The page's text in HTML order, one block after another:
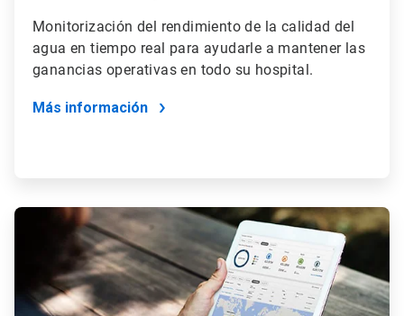
Monitorización del rendimiento de la calidad del
agua en tiempo real para ayudarle a mantener las
ganancias operativas en todo su hospital.
Más información
ArticleTile